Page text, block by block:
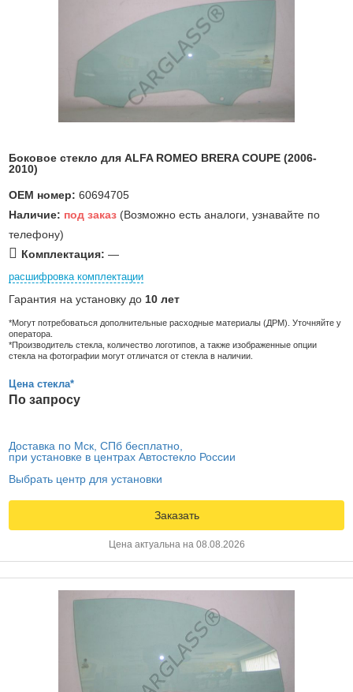
Боковое стекло для ALFA ROMEO BRERA COUPE (2006-
2010)
OEM номер: 60694705
Наличие: под заказ (Возможно есть аналоги, узнавайте по
телефону)
Комплектация: —
расшифровка комплектации
Гарантия на установку до 10 лет
*Могут потребоваться дополнительные расходные материалы (ДРМ). Уточняйте у
оператора.
*Производитель стекла, количество логотипов, а также изображенные опции
стекла на фотографии могут отличатся от стекла в наличии.
Цена стекла*
По запросу
Доставка по Мск, СПб бесплатно,
при установке в центрах Автостекло России
Выбрать центр для установки
Заказать
Цена актуальна на 08.08.2026